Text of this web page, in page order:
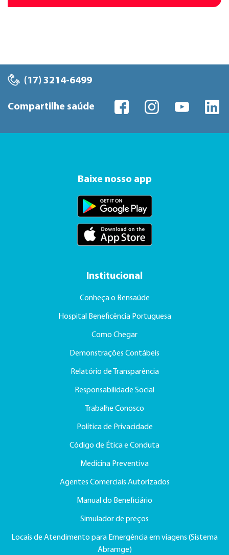
(17) 3214-6499
Compartilhe saúde
Baixe nosso app
Institucional
Conheça o Bensaúde
Hospital Beneficência Portuguesa
Como Chegar
Demonstrações Contábeis
Relatório de Transparência
Responsabilidade Social
Trabalhe Conosco
Política de Privacidade
Código de Ética e Conduta
Medicina Preventiva
Agentes Comerciais Autorizados
Manual do Beneficiário
Simulador de preços
Locais de Atendimento para Emergência em viagens (Sistema
Abramge)